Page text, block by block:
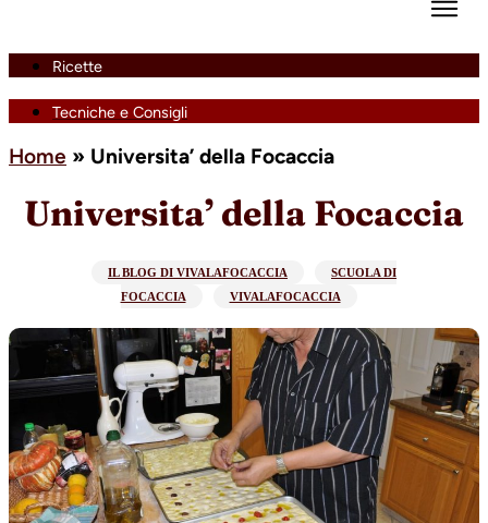
Ricette
Tecniche e Consigli
Home » Universita’ della Focaccia
Universita’ della Focaccia
IL BLOG DI VIVALAFOCACCIA
SCUOLA DI
FOCACCIA
VIVALAFOCACCIA